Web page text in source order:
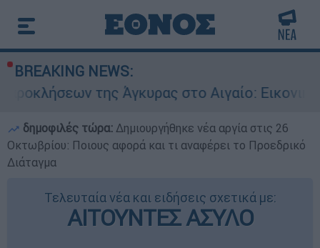
BREAKING NEWS:
Άγκυρας στο Αιγαίο: Εικονική αερομαχία
δημοφιλές τώρα: Δημιουργήθηκε νέα αργία στις 26
Οκτωβρίου: Ποιους αφορά και τι αναφέρει το Προεδρικό
Διάταγμα
Τελευταία νέα και ειδήσεις σχετικά με:
ΑΙΤΟΥΝΤΕΣ ΑΣΥΛΟ